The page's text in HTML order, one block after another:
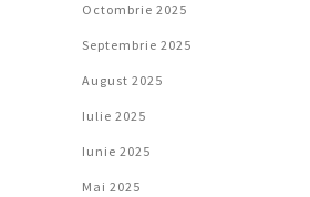
Octombrie 2025
Septembrie 2025
August 2025
Iulie 2025
Iunie 2025
Mai 2025